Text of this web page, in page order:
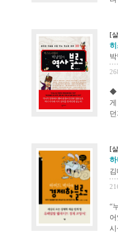
[
히
◆
게
[
하
“
시